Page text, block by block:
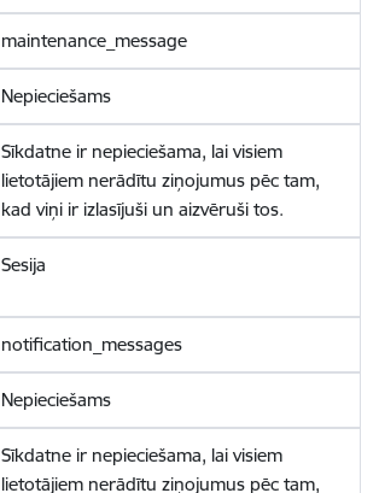
maintenance_message
Nepieciešams
Sīkdatne ir nepieciešama, lai visiem
lietotājiem nerādītu ziņojumus pēc tam,
kad viņi ir izlasījuši un aizvēruši tos.
Sesija
notification_messages
Nepieciešams
Sīkdatne ir nepieciešama, lai visiem
lietotājiem nerādītu ziņojumus pēc tam,